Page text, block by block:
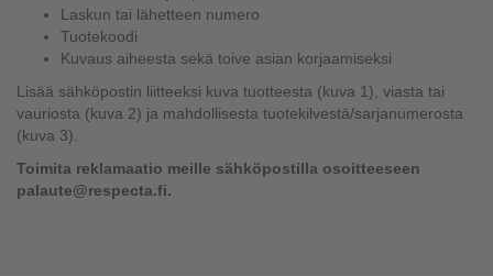
Laskun tai lähetteen numero
Tuotekoodi
Kuvaus aiheesta sekä toive asian korjaamiseksi
Lisää sähköpostin liitteeksi kuva tuotteesta (kuva 1), viasta tai
vauriosta (kuva 2) ja mahdollisesta tuotekilvestä/sarjanumerosta
(kuva 3).
Toimita reklamaatio meille sähköpostilla osoitteeseen
palaute@respecta.fi.